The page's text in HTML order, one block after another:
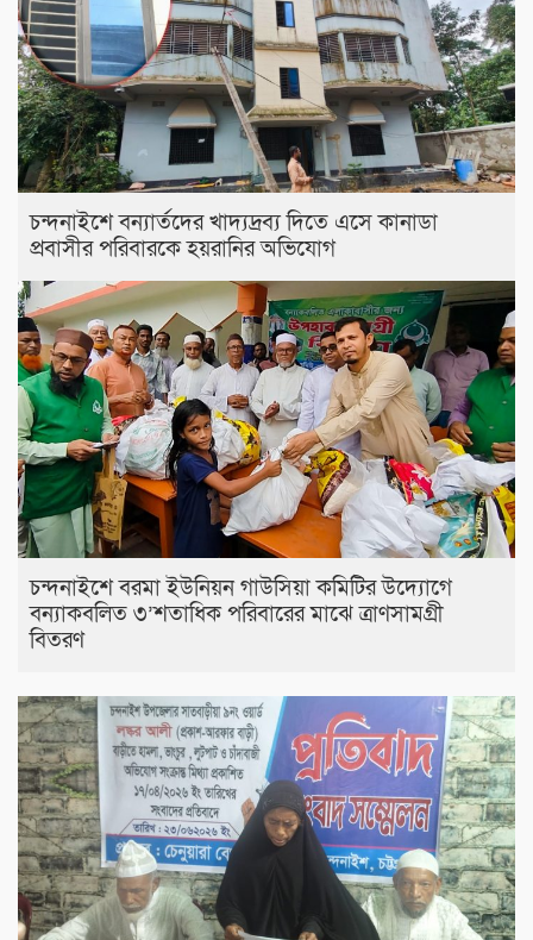
চন্দনাইশে বন্যার্তদের খাদ্যদ্রব্য দিতে এসে কানাডা
প্রবাসীর পরিবারকে হয়রানির অভিযোগ
চন্দনাইশে বরমা ইউনিয়ন গাউসিয়া কমিটির উদ্যোগে
বন্যাকবলিত ৩’শতাধিক পরিবারের মাঝে ত্রাণসামগ্রী
বিতরণ